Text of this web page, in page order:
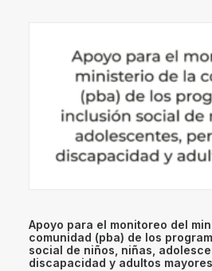
Apoyo para el monitoreo del
comunidad (pba) de los
social de niños, niñas,
discapacidad y adultos mayores